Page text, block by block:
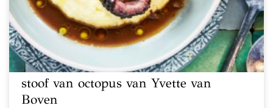
stoof van octopus van Yvette van
Boven